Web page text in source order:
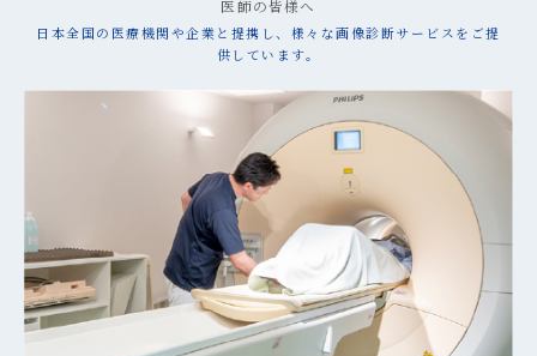
医師の皆様へ
日本全国の医療機関や企業と提携し、様々な画像診断サービスをご提
供しています。